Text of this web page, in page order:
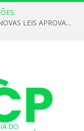
DECLARAMOS QUE NÃO HOUVERAM NOVAS LEIS APROVADAS ATÉ O MOMENTO PARA O INSTITUTO DE PREVIDÊNCIA NO ANO DE 2026